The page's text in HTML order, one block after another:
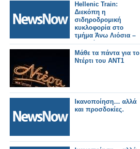
Hellenic Train:
Διεκόπη η
σιδηροδρομική
κυκλοφορία στο
τμήμα Άνω Λιόσια –
Ασπρόπυργος
εξαιτίας πυρκαγιάς.
Μάθε τα πάντα για το
Ντέρτι του ΑΝΤ1
Ικανοποίηση… αλλά
και προσδοκίες.